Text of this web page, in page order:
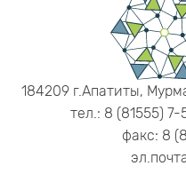
184209 г.Апатиты,
тел.: 8 (81555)
факс: 8